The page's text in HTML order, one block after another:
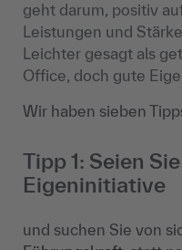
geht darum, positiv
Leistungen und
Leichter gesagt als
Office, doch gute
Wir haben sieben
Tipp 1: Seien
Eigeninitiative
und suchen Sie von